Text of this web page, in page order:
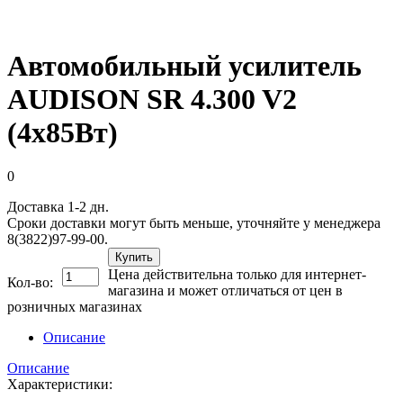
Автомобильный усилитель
AUDISON SR 4.300 V2
(4х85Вт)
0
Доставка 1-2 дн.
Сроки доставки могут быть меньше, уточняйте у менеджера
8(3822)97-99-00.
Кол-во:
Купить
Цена действительна только для интернет-
магазина и может отличаться от цен в
розничных магазинах
Описание
Описание
Характеристики: